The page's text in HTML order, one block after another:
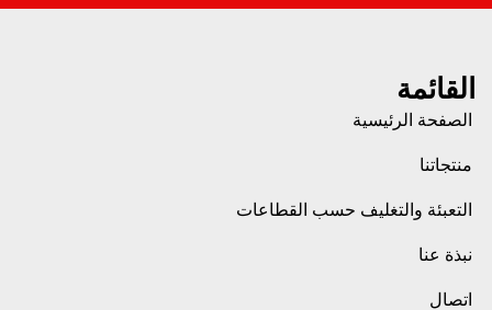
القائمة
الصفحة الرئيسية
منتجاتنا
التعبئة والتغليف حسب القطاعات
نبذة عنا
اتصال